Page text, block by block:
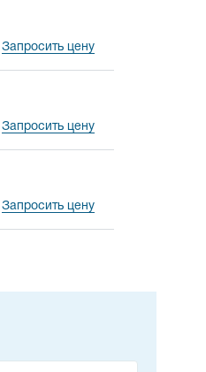
Запросить цену
Запросить цену
Запросить цену